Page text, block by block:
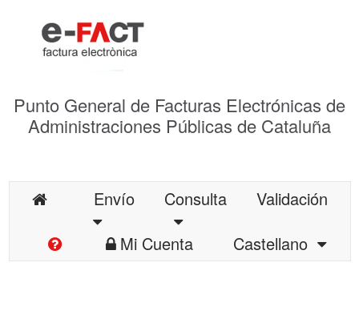
Punto General de Facturas Electrónicas de
Administraciones Públicas de Cataluña
Envío Consulta
Validación
Mi Cuenta
Castellano